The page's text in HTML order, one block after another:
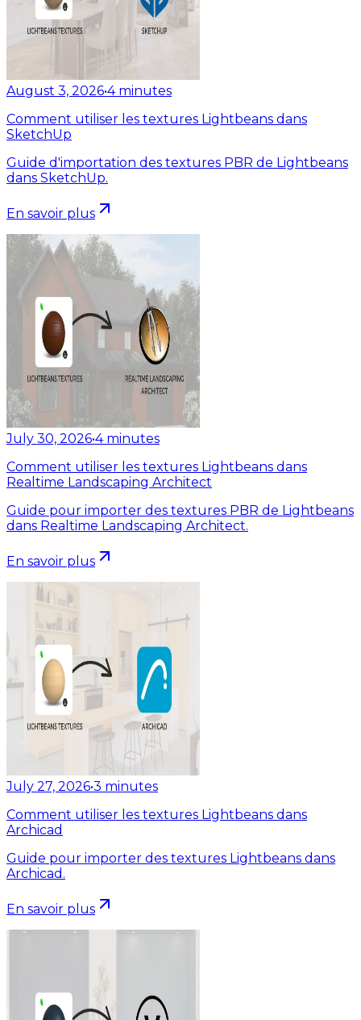
August 3, 2026•4 minutes
Comment utiliser les textures Lightbeans dans
SketchUp
Guide d'importation des textures PBR de Lightbeans
dans SketchUp.
En savoir plus
July 30, 2026•4 minutes
Comment utiliser les textures Lightbeans dans
Realtime Landscaping Architect
Guide pour importer des textures PBR de Lightbeans
dans Realtime Landscaping Architect.
En savoir plus
July 27, 2026•3 minutes
Comment utiliser les textures Lightbeans dans
Archicad
Guide pour importer des textures Lightbeans dans
Archicad.
En savoir plus